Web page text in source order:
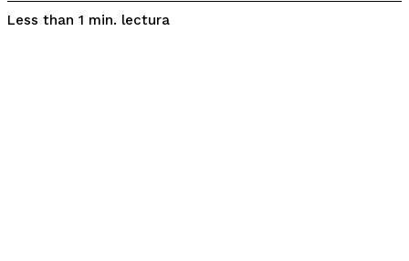
Less than 1 min. lectura